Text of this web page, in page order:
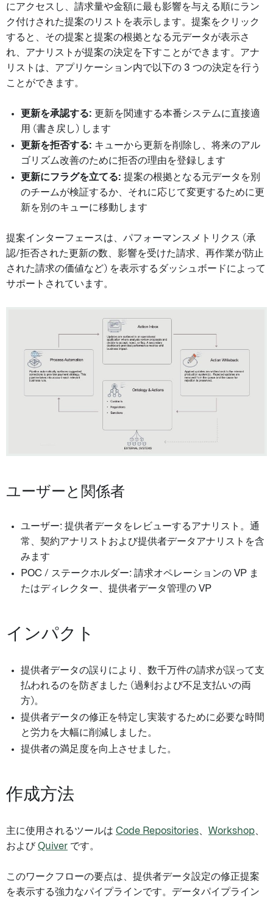
にアクセスし、請求量や金額に最も影響を与える順にラン
ク付けされた提案のリストを表示します。提案をクリック
すると、その提案と提案の根拠となる元データが表示さ
れ、アナリストが提案の決定を下すことができます。アナ
リストは、アプリケーション内で以下の 3 つの決定を行う
ことができます。
更新を承認する: 更新を関連する本番システムに直接適
用 (書き戻し) します
更新を拒否する: キューから更新を削除し、将来のアル
ゴリズム改善のために拒否の理由を登録します
更新にフラグを立てる: 提案の根拠となる元データを別
のチームが検証するか、それに応じて変更するために更
新を別のキューに移動します
提案インターフェースは、パフォーマンスメトリクス (承
認/拒否された更新の数、影響を受けた請求、再作業が防止
された請求の価値など) を表示するダッシュボードによって
サポートされています。
ユーザーと関係者
ユーザー: 提供者データをレビューするアナリスト。通
常、契約アナリストおよび提供者データアナリストを含
みます
POC / ステークホルダー: 請求オペレーションの VP ま
たはディレクター、提供者データ管理の VP
インパクト
提供者データの誤りにより、数千万件の請求が誤って支
払われるのを防ぎました (過剰および不足支払いの両
方)。
提供者データの修正を特定し実装するために必要な時間
と労力を大幅に削減しました。
提供者の満足度を向上させました。
作成方法
主に使用されるツールは Code Repositories、 Workshop、
およびQuiver です。
このワークフローの要点は、提供者データ設定の修正提案
を表示する強力なパイプラインです。データパイプライン